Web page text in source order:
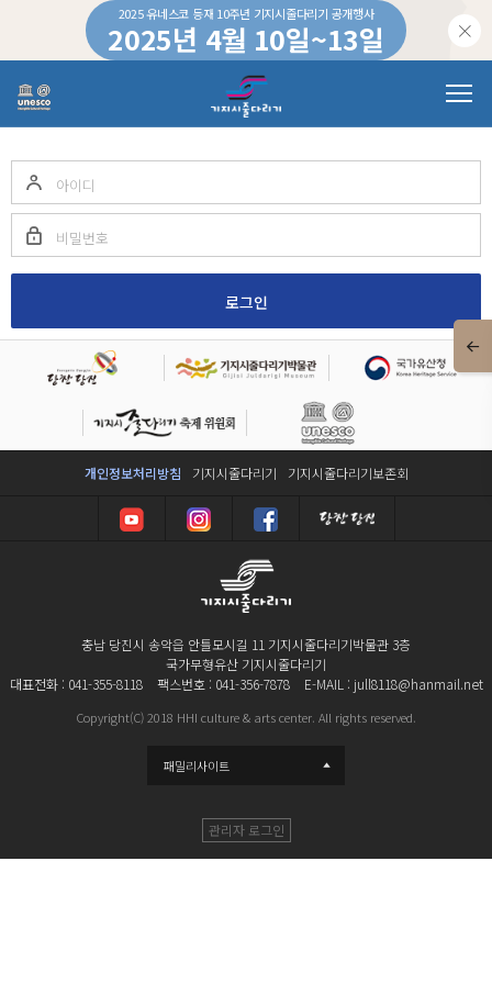
2025 유네스코 등재 10주년 기지시줄다리기 공개행사
2025년 4월 10일~13일
하루 동안 이 창을 열지 않습니다.
가입하신 아이디와 비밀번호를 입력해주세요
비밀번호는 대소문자를 구분합니다.
개인정보처리방침 기지시줄다리기 기지시줄다리기보존회
충남 당진시 송악읍 안틀모시길 11 기지시줄다리기박물관 3층
국가무형유산 기지시줄다리기
대표전화 : 041-355-8118
팩스번호 : 041-356-7878 E-MAIL : jull8118@hanmail.net
Copyright(C) 2018 HHI culture & arts center. All rights reserved.
패밀리사이트
관리자 로그인